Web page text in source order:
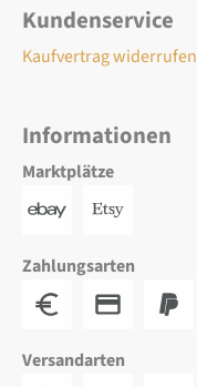
Kundenservice
Kaufvertrag widerrufen
Informationen
Marktplätze
Zahlungsarten
Versandarten